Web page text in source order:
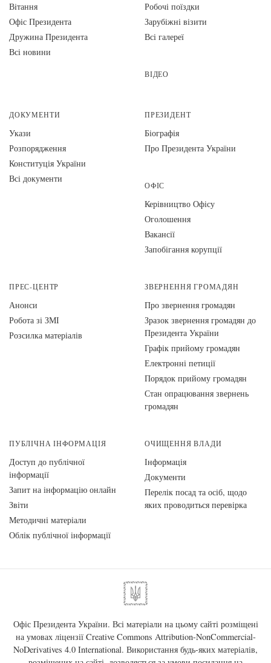
Вiтання
Офіс Президента
Дружина Президента
Всі новини
Робочі поїздки
Зарубіжні візити
Всі галереї
ВІДЕО
ДОКУМЕНТИ
Укази
Розпорядження
Конституція України
Всі документи
ПРЕЗИДЕНТ
Біографія
Про Президента України
ОФІС
Керівництво Офісу
Оголошення
Вакансії
Запобігання корупції
ПРЕС-ЦЕНТР
Анонси
Робота зі ЗМІ
Розсилка матеріалів
ЗВЕРНЕННЯ ГРОМАДЯН
Про звернення громадян
Зразок звернення громадян до
Президента України
Графік прийому громадян
Електронні петиції
Порядок прийому громадян
Стан опрацювання звернень
громадян
ПУБЛІЧНА ІНФОРМАЦІЯ
Доступ до публічної
інформації
Запит на інформацію онлайн
Звіти
Методичні матеріали
Облік публічної інформації
ОЧИЩЕННЯ ВЛАДИ
Інформація
Документи
Перелік посад та осіб, щодо
яких проводиться перевірка
Офіс Президента України. Всі матеріали на цьому сайті розміщені
на умовах ліцензії Creative Commons Attribution-NonCommercial-
NoDerivatives 4.0 International. Використання будь-яких матеріалів,